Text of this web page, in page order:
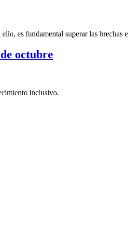
es fundamental superar las brechas
octubre
inclusivo.